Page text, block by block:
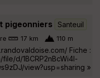
pigeonniers Santeuil
17 km 110 m
Fiche :
d/1BCRP2nBcWi4l-
view?usp=sharing »